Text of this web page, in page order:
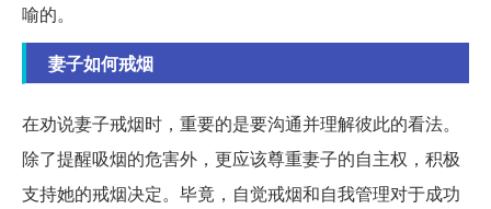
喻的。
妻子如何戒烟
在劝说妻子戒烟时，重要的是要沟通并理解彼此的看法。
除了提醒吸烟的危害外，更应该尊重妻子的自主权，积极
支持她的戒烟决定。毕竟，自觉戒烟和自我管理对于成功